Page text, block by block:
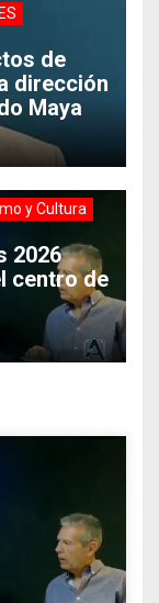
de
dirección
Maya
y Cultura
2026
centro de